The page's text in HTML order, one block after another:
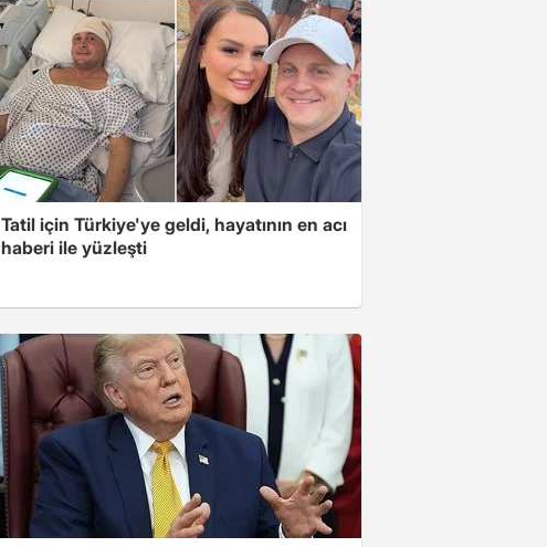
Tatil için Türkiye'ye geldi, hayatının en acı
haberi ile yüzleşti